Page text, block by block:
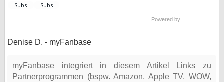
Powered by
Denise D. - myFanbase
myFanbase integriert in diesem Artikel Links zu
Partnerprogrammen (bspw. Amazon, Apple TV, WOW,